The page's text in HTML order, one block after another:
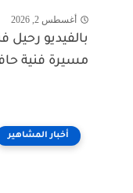
أغسطس 2, 2026
بالفيديو
مسيرة فنية
أخبار المشاهير